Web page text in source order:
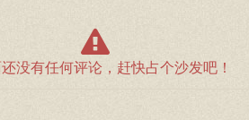
没有任何评论，赶快占个沙发吧！